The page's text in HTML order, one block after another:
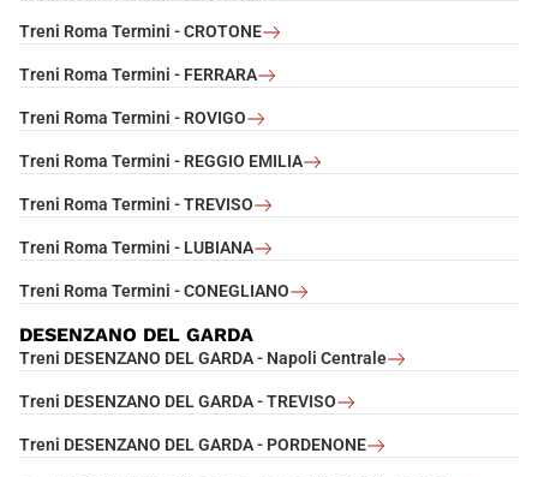
Treni Roma Termini - CROTONE
Treni Roma Termini - FERRARA
Treni Roma Termini - ROVIGO
Treni Roma Termini - REGGIO EMILIA
Treni Roma Termini - TREVISO
Treni Roma Termini - LUBIANA
Treni Roma Termini - CONEGLIANO
DESENZANO DEL GARDA
Treni DESENZANO DEL GARDA - Napoli Centrale
Treni DESENZANO DEL GARDA - TREVISO
Treni DESENZANO DEL GARDA - PORDENONE